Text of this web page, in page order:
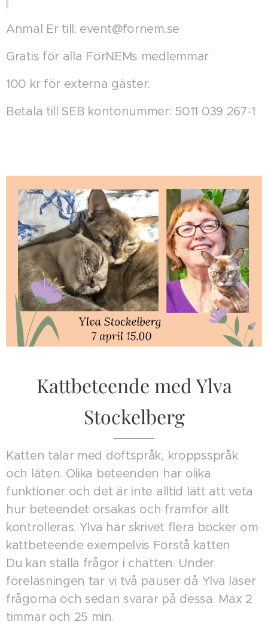
Anmäl Er till: event@fornem.se
Gratis för alla FörNEMs medlemmar
100 kr för externa gäster.
Betala till SEB kontonummer: 5011 039 267-1
Kattbeteende med Ylva
Stockelberg
Katten talar med doftspråk, kroppsspråk
och läten. Olika beteenden har olika
funktioner och det är inte alltid lätt att veta
hur beteendet orsakas och framför allt
kontrolleras. Ylva har skrivet flera böcker om
kattbeteende exempelvis Förstå katten
Du kan ställa frågor i chatten. Under
föreläsningen tar vi två pauser då Ylva läser
frågorna och sedan svarar på dessa. Max 2
timmar och 25 min.